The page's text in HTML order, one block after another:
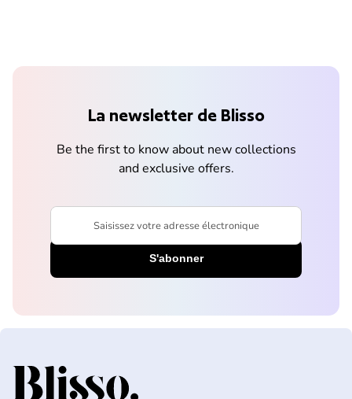
La newsletter de Blisso
Be the first to know about new collections
and exclusive offers.
Saisissez votre adresse électronique
Accueil